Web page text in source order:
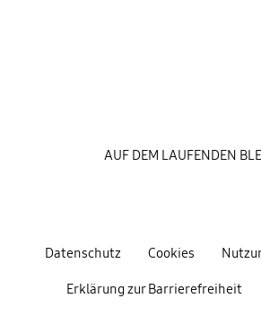
Datenschutz Cookies
Erklärung zur Barrierefreiheit
AUF DEM LAUFENDEN